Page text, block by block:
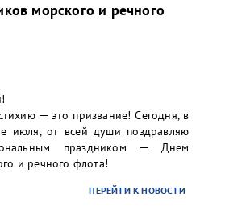
организации).
и желания
а также для организации
единоличного исполнительного
в информационной системе
морского и речного
─ это призвание! Сегодня, в
июля, от всей души поздравляю
праздником ─ Днем
и речного флота!
ПЕРЕЙТИ К НОВОСТИ